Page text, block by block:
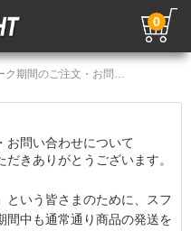
0
ゴールデンウィーク期間のご注文・お問い合わせについて／HIDキット｜LEDヘッドライト販売のスフィアライト
お問い合わせについて
きありがとうございます。
という皆さまのために、スフ
間中も通常通り商品の発送を